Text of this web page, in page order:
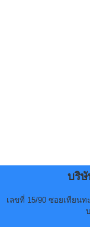
บริษั
เลขที่ 15/90 ซอยเทียน